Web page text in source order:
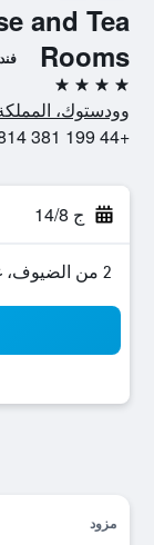
and Tea
Rooms
4 نجوم
وودستوك،
+44 199 381 3814
ج 14/8
2 من الضيوف، غرفة واحدة
مزود